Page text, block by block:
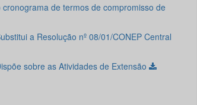
de termos de compromisso de
a Resolução nº 08/01/CONEP Central
sobre as Atividades de Extensão